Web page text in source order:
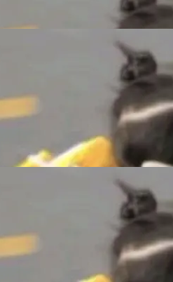
覆盖粤语、吴语
为避免音频加
被拒绝 修复了 C
题 如果表单中
则它们将不再关
AI 工具（如 Co
版的 PG 19，则
Beta1 时间点
AI 分析提炼。
。这一方法也为
本的思路。
家务、社交生活
维护者 S
话。8 月 4 日，
年 8 月 1 日起，
长 6 个月。发
、无数的基础设
去十年，维护它
更新内容如
项增强功能：
a>）</l
交给搜索引擎。
容器不适合 Ag
。 Cloudflare
的——他们用 W
回应苹果